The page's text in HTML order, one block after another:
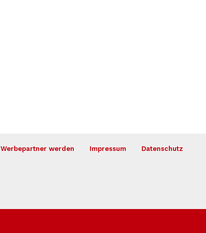
Werbepartner werden Impressum Datenschutz